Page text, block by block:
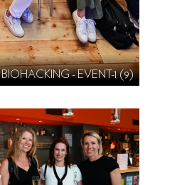
BIOHACKING - EVENT-1 (9)